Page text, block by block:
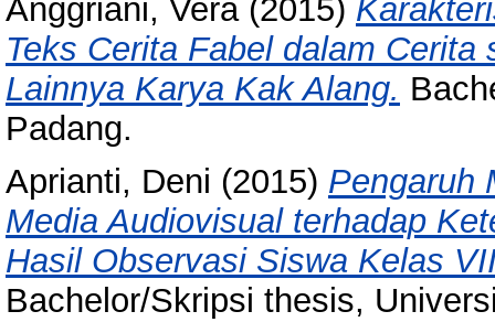
Anggriani, Vera(2015)
Teks Cerita Fabel dalam
Lainnya Karya Kak Alang.
Padang.
Aprianti, Deni (2015) Pengaruh
Media Audiovisual terhadap
Hasil Observasi Siswa Kelas
Bachelor/Skripsi thesis,